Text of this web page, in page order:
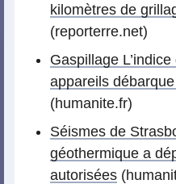
kilomètres de
(reporterre.net)
Gaspillage
appareils
(humanite.fr)
Séismes de
géothermique a
autorisées